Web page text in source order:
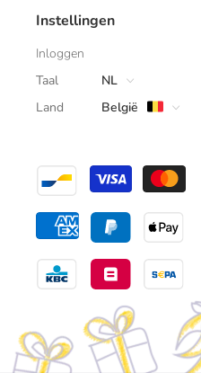
Instellingen
Inloggen
Taal
NL
Land
België